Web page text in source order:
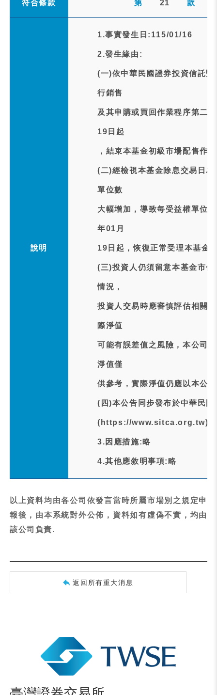
符合條款 第 21 款
說明
1.事實發生日:115/01/16
2.發生緣由:
(一)依中華民國證券投資信託
行銷售
及其申購或買回作業程序第二
19日起
，結束本基金初級市場配售作
(二)經檢視本基金除息交易日
單位數
大幅增加，導致每受益權單位
年01月
19日起，恢復正常受理本基金
(三)投資人仍須留意本基金市
情況，
投資人交易時應審慎評估相關
際淨值
可能有誤差值之風險，本公司
淨值僅
供參考，實際淨值仍應以本公
(四)本公告同步發布於中華民
(https://www.sitca.org.tw)
3.因應措施:略
4.其他應敘明事項:略
以上資料均由各公司依發言當時所屬市場別之規定申
報後，由本系統對外公佈，資料如有虛偽不實，均由
該公司負責.
返回所有重大消息